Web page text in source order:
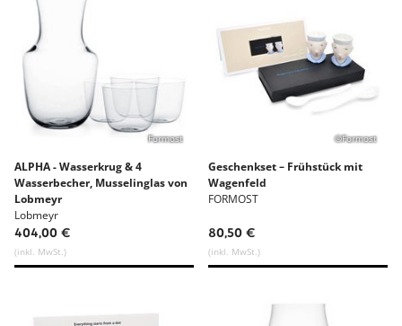
Formost
ALPHA - Wasserkrug & 4
Wasserbecher, Musselinglas von
Lobmeyr
Lobmeyr
404,00 €
(inkl. MwSt.)
©Formost
Geschenkset – Frühstück mit
Wagenfeld
FORMOST
80,50 €
(inkl. MwSt.)